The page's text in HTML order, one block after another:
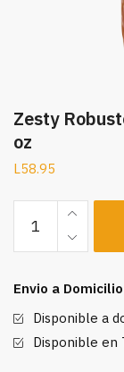
Zesty
oz
L58.95
Robusto
Italian
Wish-
Bone
8
Envio a
Disponible a
Disponible en